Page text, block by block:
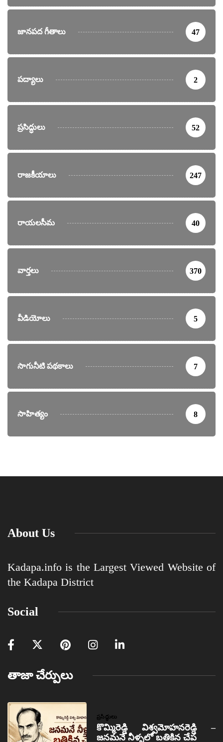
జానపద గీతాలు 47
పద్యాలు 2
ప్రసిద్ధులు 52
రాజకీయాలు 247
రాయలసీమ 40
వార్తలు 370
వీడియోలు 5
సాగునీటి పథకాలు 7
సాహిత్యం 8
About Us
Kadapa.info is the Largest Viewed Website of
the Kadapa District
Social
తాజా చేర్పులు
ప్రసిద్ధులు
కొమ్మిరెడ్డి విశ్వమోహనరెడ్డి –
జనమనే నీళ్ళలో బతికిన చేప